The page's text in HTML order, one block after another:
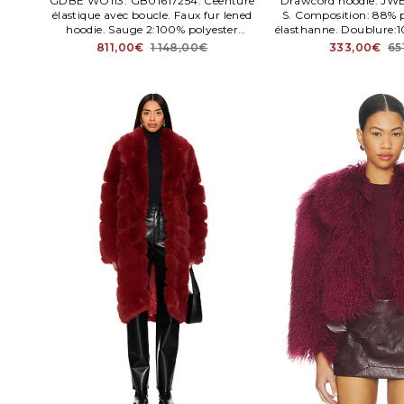
élastique avec boucle. Faux fur lened
hoodie. Sauge 2:100% polyester
recycléBord de la capuche 100%
811,00€ 1 148,00€
S. Composition: 88%
élasthanne.
Paddeng:100%
333,00€